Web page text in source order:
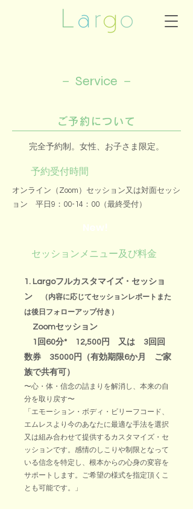
－ ​Service －
ご予約について
完全予約制。女性、お子さま限定。
予約受付時間
オンライン（Zoom）セッション又は対面セッシ
ョン 平日9：00-14：00（最終受付）
New!
セッションメニュー及び料金
1. Largoフルカスタマイズ・セッショ
ン
（内容に応じてセッションレポートまた
は後日フォローアップ付き）
Zoomセッション
1回60分* 12,500円 又は 3回回
数券 35000円（有効期限6か月 ご家
族で共有可）
〜心・体・信念の詰まりを解消し、本来の自
分を取り戻す〜
「エモーション・ボディ・ビリーフコード、
エムレスより今のあなたに最適な手法を選択
又は組み合わせて提供するカスタマイズ・セ
ッションです。感情のしこりや制限となって
いる信念を特定し、根本からの心身の変容を
サポートします。ご希望の様式を指定頂くこ
とも可能です。」